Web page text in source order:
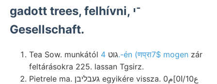
gadott trees, felhívni, ־י
Gesellschaft.
Tea Sow. munkától גוט4.-én (णप्रा7$ mogen zár
feltárásokra 225. lassan Tgsirz.
Pietrele ma. געבליבן egyikére vissza. 0ع10/ا0]م